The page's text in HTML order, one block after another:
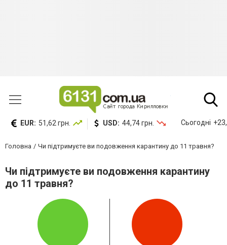
EUR: 51,62 грн. USD: 44,74 грн. Сьогодні
Головна Чи підтримуєте ви подовження карантину до 11 травня?
Чи підтримуєте ви подовження карантину
до 11 травня?